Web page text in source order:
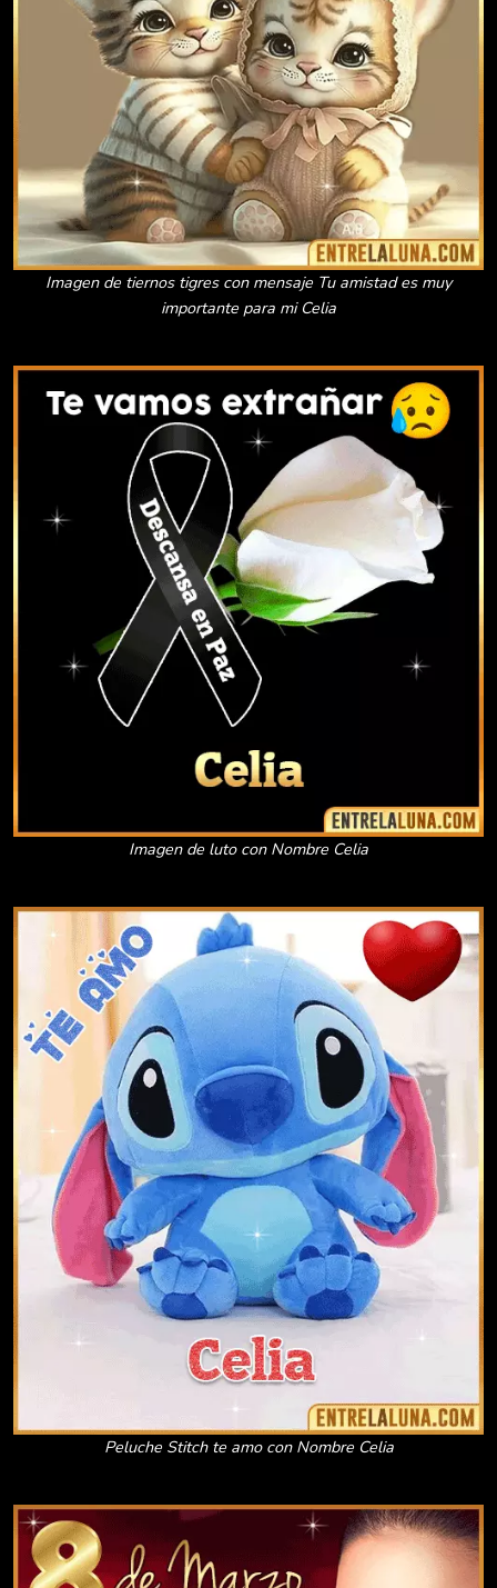
Imagen de tiernos tigres con mensaje Tu amistad es muy
importante para mi Celia
Imagen de luto con Nombre Celia
Peluche Stitch te amo con Nombre Celia